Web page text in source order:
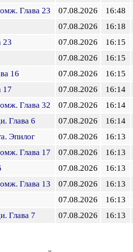
Глава 23 07.08.2026 16:48
07.08.2026 16:18
23 07.08.2026 16:15
07.08.2026 16:15
16 07.08.2026 16:15
17 07.08.2026 16:14
Глава 32 07.08.2026 16:14
Глава 6 07.08.2026 16:14
Эпилог 07.08.2026 16:13
Глава 17 07.08.2026 16:13
07.08.2026 16:13
Глава 13 07.08.2026 16:13
07.08.2026 16:13
Глава 7 07.08.2026 16:13